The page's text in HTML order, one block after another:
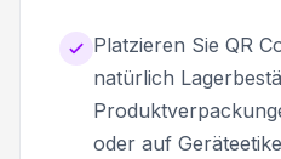
Platzieren Sie QR
natürlich
oder auf